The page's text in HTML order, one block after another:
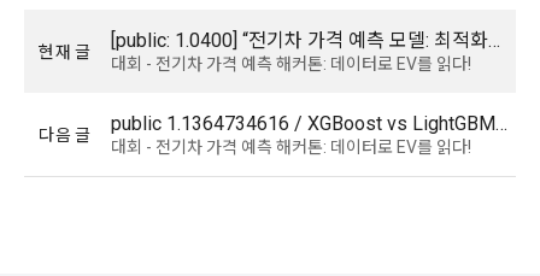
관한 소송은 제소 당시의 “회원”의 주소에 의하고, 주소가 없는
경우에는 거소를 관할하는 지방법원을 전속 관할로 한다. 다만,
국 거주자의 경우에는 민사소송법에서 정한 관할법원으로 한다.
현재 글 [public: 1.0400] “전기차 가격 예측 모델: 최적화된 머신러닝 앙상블 접근”
대회 - 전기차 가격 예측 해커톤: 데이터로 EV를 읽다!
다음 글 public 1.1364734616 / XGBoost vs LightGBM / get_dummies
대회 - 전기차 가격 예측 해커톤: 데이터로 EV를 읽다!